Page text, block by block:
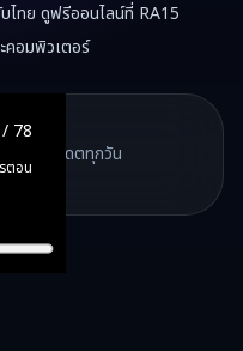
ทย ดูฟรีออนไลน์ที่ RA15
คอมพิวเตอร์
/ 78
ตอน
วันคล
รวบรวมหนังจีน ละครจีน มิ
ไทย อัปเดตทุกวัน